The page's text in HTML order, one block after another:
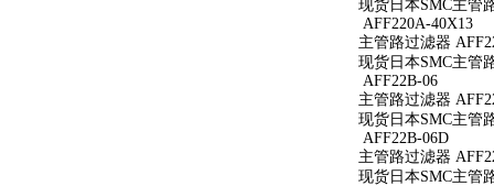
现货日本SMC主管
AFF220A-40X13
主管路过滤器
现货日本SMC主管
AFF22B-06
主管路过滤器
现货日本SMC主管
AFF22B-06D
主管路过滤器
现货日本SMC主管